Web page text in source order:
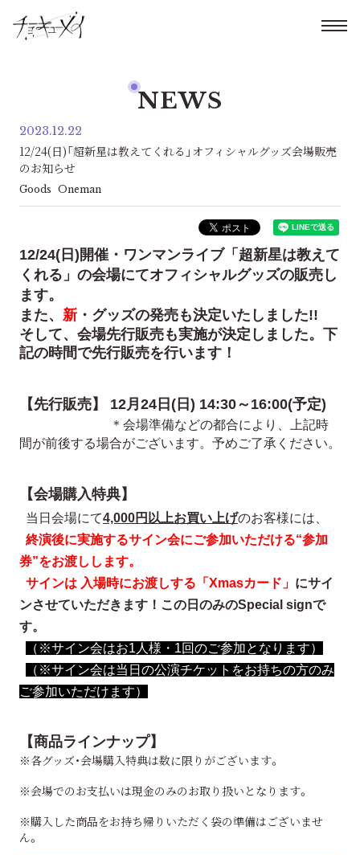
NEWS
2023.12.22
12/24(日)「超新星は教えてくれる」オフィシャルグッズ会場販売
のお知らせ
Goods Oneman
12/24(日)開催・ワンマンライブ「超新星は教えて
くれる」 の会場にてオフィシャルグッズの販売し
ます。
また、 新 ・グッズの発売も決定いたしました!!
そして、会場先行販売も実施が決定しました。 下
記の時間で先行販売を行います！
【先行販売】 12月24日(日) 14:30～16:00(予定)
＊会場準備などの都合により、上記時
間が前後する場合がございます。予めご了承ください。
【会場購入特典】
当日会場にて4,000円以上お買い上げのお客様には、
終演後に実施するサイン会にご参加いただける“参加
券”をお渡しします。
サインは 入場時にお渡しする「Xmasカード」 にサイ
ンさせていただきます！この日のみのSpecial signで
す。
（※サイン会はお1人様・1回のご参加となります）
（※サイン会は当日の公演チケットをお持ちの方のみ
ご参加いただけます）
【商品ラインナップ】
※各グッズ・会場購入特典は数に限りがございます。
※会場でのお支払いは現金のみのお取り扱いとなります。
※購入した商品をお持ち帰りいただく袋の準備はございませ
ん。